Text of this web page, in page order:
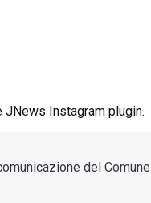
Instagram plugin.
del